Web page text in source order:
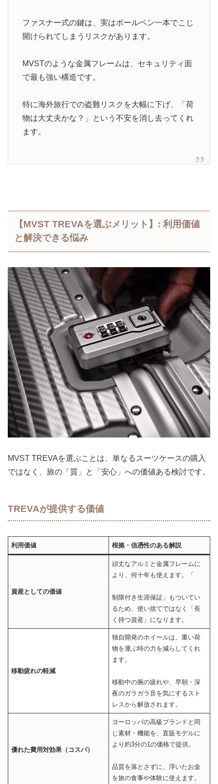
ファスナー式の鍵は、実はボールペン一本でこじ
開けられてしまうリスクがあります。
MVSTのような金属フレームは、セキュリティ面
で最も強い構造です。
特に海外旅行での盗難リスクを大幅に下げ、「荷
物は大丈夫かな？」という不安を消し去ってくれ
ます。
【MVST TREVAを選ぶメリット】: 利用価値
と解決できる悩み
MVST TREVAを選ぶことは、単なるスーツケースの購入
ではなく、旅の「質」と「安心」への価値ある検討です。
TREVAが提供する価値
利用価値 根拠・信憑性のある解説
資産としての価値
頑丈なアルミと金属フレームに
より、何十年も使えます。「
制限付き生涯保証」もついてい
るため、使い捨てではなく「長
く持つ資産」になります。
移動疲れの軽減
独自開発のホイールは、重い荷
物を運ぶ時の力を減らしてくれ
ます。
移動中の腕の疲れや、早朝・深
夜のガラガラ音を気にするスト
レスから解放されます。
優れた費用対効果（コスパ）
ヨーロッパの高級ブランドと同
じ素材・機能を、直販モデルに
より約3分の1の価格で提供。
品質を落とさずに、浮いたお金
を旅の食事や体験に使えます。